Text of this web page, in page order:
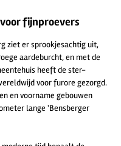
fijnproevers
ziet er sprookjesachtig uit,
aardeburcht, en met de
heeft de ster-
voor furore gezorgd.
en voorname gebouwen
lange 'Bensberger